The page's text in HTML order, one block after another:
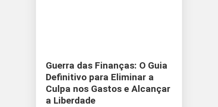
Guerra das Finanças: O Guia
Definitivo para Eliminar a
Culpa nos Gastos e Alcançar
a Liberdade